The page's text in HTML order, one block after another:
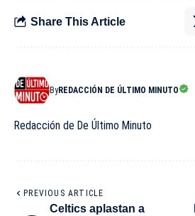
Share This Article
ByREDACCIÓN DE ÚLTIMO MINUTO
Redacción de De Último Minuto
PREVIOUS ARTICLE
Celtics aplastan a